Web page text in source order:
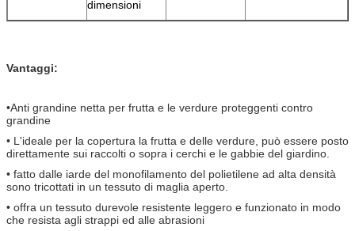
dimensioni
Vantaggi:
•Anti grandine netta per frutta e le verdure proteggenti contro
grandine
• L'ideale per la copertura la frutta e delle verdure, può essere posto
direttamente sui raccolti o sopra i cerchi e le gabbie del giardino.
• fatto dalle iarde del monofilamento del polietilene ad alta densità
sono tricottati in un tessuto di maglia aperto.
• offra un tessuto durevole resistente leggero e funzionato in modo
che resista agli strappi ed alle abrasioni